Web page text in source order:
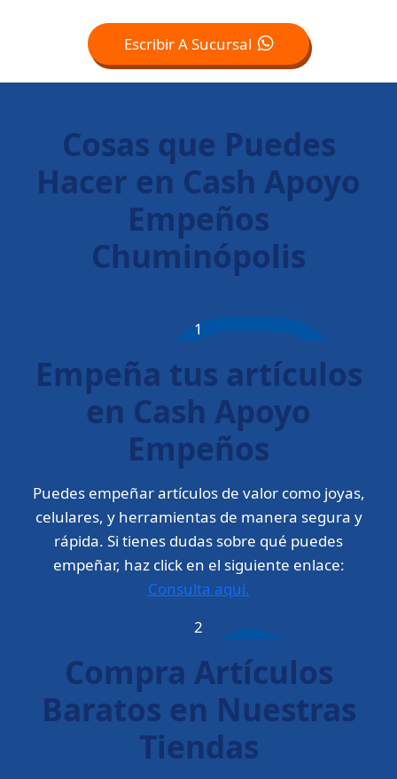
Escribir A Sucursal
Cosas que Puedes
Hacer en Cash Apoyo
Empeños
Chuminópolis
1
Empeña tus artículos
en Cash Apoyo
Empeños
Puedes empeñar artículos de valor como joyas,
celulares, y herramientas de manera segura y
rápida. Si tienes dudas sobre qué puedes
empeñar, haz click en el siguiente enlace:
Consulta aquí.
2
Compra Artículos
Baratos en Nuestras
Tiendas